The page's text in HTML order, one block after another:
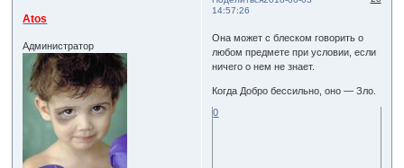
14:57:26
Atos
Администратор
Она может с блеском говорить о
любом предмете при условии, если
ничего о нем не знает.
Когда Добро бессильно, оно — Зло.
0